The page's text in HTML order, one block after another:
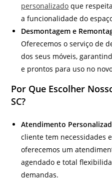
personalizado que
a funcionalidade do
Desmontagem e
Oferecemos o serviço de
dos seus móveis,
e prontos para uso no
Por Que Escolher
SC?
Atendimento
cliente tem necessidades
oferecemos um
agendado e total
demandas.